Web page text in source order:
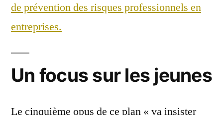
de prévention des risques professionnels en
entreprises.
Un focus sur les jeunes
Le cinquième opus de ce plan « va insister